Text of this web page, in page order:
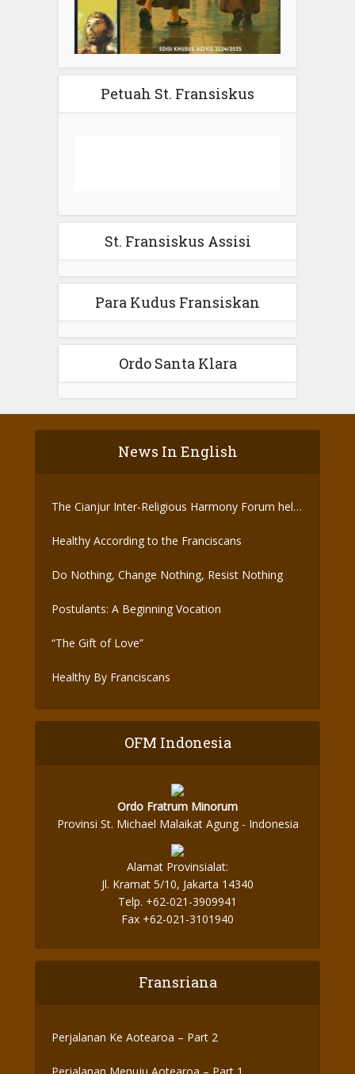
Petuah St. Fransiskus
St. Fransiskus Assisi
Para Kudus Fransiskan
Ordo Santa Klara
News In English
The Cianjur Inter-Religious Harmony Forum held
Healthy According to the Franciscans
Do Nothing, Change Nothing, Resist Nothing
Postulants: A Beginning Vocation
“The Gift of Love”
Healthy By Franciscans
OFM Indonesia
Ordo Fratrum Minorum
Provinsi St. Michael Malaikat Agung - Indonesia
Alamat Provinsialat:
Jl. Kramat 5/10, Jakarta 14340
Telp. +62-021-3909941
Fax +62-021-3101940
Fransriana
Perjalanan Ke Aotearoa – Part 2
Perjalanan Menuju Aotearoa – Part 1